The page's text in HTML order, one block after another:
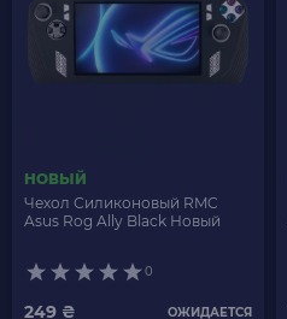
НОВЫЙ
Чехол Силиконовый RMC
Asus Rog Ally Black Новый
0
249 ₴ ОЖИДАЕТСЯ